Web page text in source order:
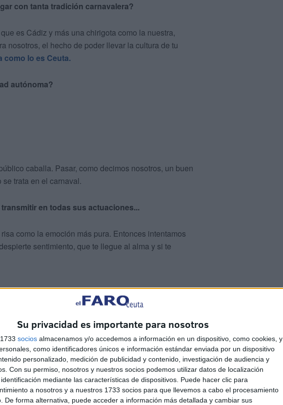
Su privacidad es importante para nosotros
socios almacenamos y/o accedemos a información en un dispositivo, como cookies, y
como identificadores únicos e información estándar enviada por un dispositivo
personalizado, medición de publicidad y contenido, investigación de audiencia y
Con su permiso, nosotros y nuestros socios podemos utilizar datos de localización
mediante las características de dispositivos. Puede hacer clic para
a nosotros y a nuestros 1733 socios para que llevemos a cabo el procesamiento
De forma alternativa, puede acceder a información más detallada y cambiar sus
con tanta tradición carnavalera?
es Cádiz y más una chirigota como la nuestra,
nosotros, el hecho de poder llevar la cultura de tu
como lo es Ceuta.
autónoma?
caballa. Pasar, como decimos nosotros, un buen
trata en el carnaval.
en todas sus actuaciones...
como la emoción más pura. Entonces intentamos
sentimiento, que te llegue al alma y si te
muy bueno, que respeta, que sabe lo que
que toquen mucho las palmas y que se produzca
y agrupación.